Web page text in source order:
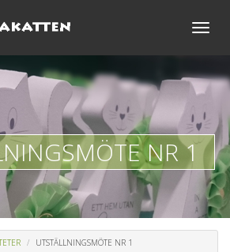
Toggle
NR 1
UTSTÄLLNINGSMÖTE NR 1